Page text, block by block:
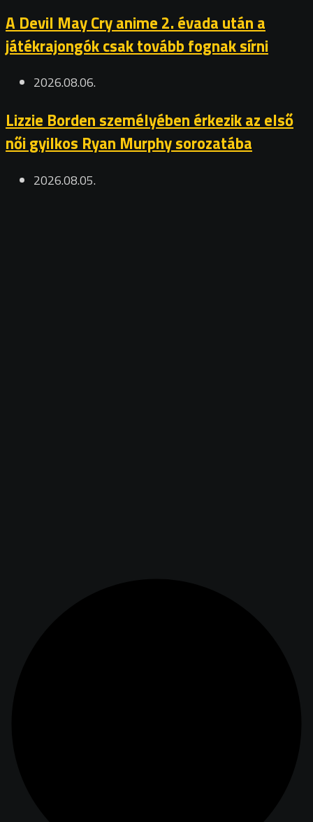
A Devil May Cry anime 2. évada után a
játékrajongók csak tovább fognak sírni
2026.08.06.
Lizzie Borden személyében érkezik az első
női gyilkos Ryan Murphy sorozatába
2026.08.05.